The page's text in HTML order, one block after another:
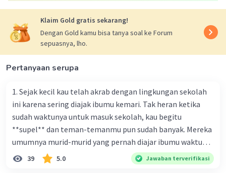
Klaim Gold gratis sekarang!
Dengan Gold kamu bisa tanya soal ke Forum
sepuasnya, lho.
Pertanyaan serupa
1. Sejak kecil kau telah akrab dengan lingkungan sekolah
ini karena sering diajak ibumu kemari. Tak heran ketika
sudah waktunya untuk masuk sekolah, kau begitu
**supel** dan teman-temanmu pun sudah banyak. Mereka
umumnya murid-murid yang pernah diajar ibumu waktu
kelas satu. Sedangkan aku? Aku waktu itu baru saja pindah
ke kota kecil ini. Makna kata bercetak tebal dalam kutipan
39 5.0 Jawaban terverifikasi